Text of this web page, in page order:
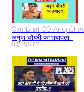
Sambhal CO Anuj
अनुज चौधरी का तबादला..
03/05/2025